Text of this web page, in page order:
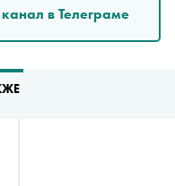
в Телеграме